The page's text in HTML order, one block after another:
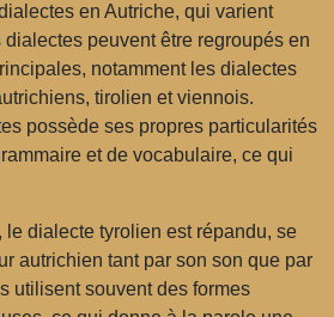
en Autriche, qui varient
peuvent être regroupés en
notamment les dialectes
tirolien et viennois.
possède ses propres particularités
et de vocabulaire, ce qui
le dialecte tyrolien est répandu, se
autrichien tant par son son que par
utilisent souvent des formes